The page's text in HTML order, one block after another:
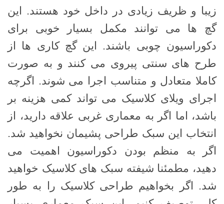
زیبا و ظریف زیادی در داخل خود هستند. این
گچ ها می توانند مکمل بسیار خوبی برای
دکوراسیون چوبی باشند. این گچ کاری ها از
طرح های سنتی پیروی می کنند و به صورت
کاملا متعادل و متناسب اجرا می شوند. اگرچه
اجرای ویلای کلاسیک می تواند کمی هزینه بر
باشد، اما اگر به معماری غربی علاقه دارید، از
انتخاب این سبک طراحی پشیمان نخواهید شد.
اگر به منظم بودن دکوراسیون اهمیت می
دهید، مطمئنا شیفته سبک های کلاسیک خواهید
شد. اگر بخواهیم طراحی کلاسیک را به طور